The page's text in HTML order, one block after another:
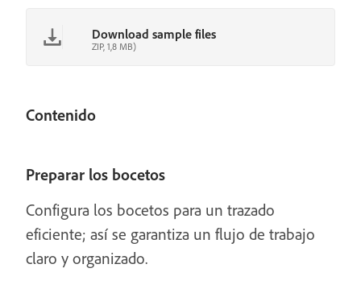
Download sample files
ZIP, 1,8 MB)
Contenido
Preparar los bocetos
Configura los bocetos para un trazado
eficiente; así se garantiza un flujo de trabajo
claro y organizado.